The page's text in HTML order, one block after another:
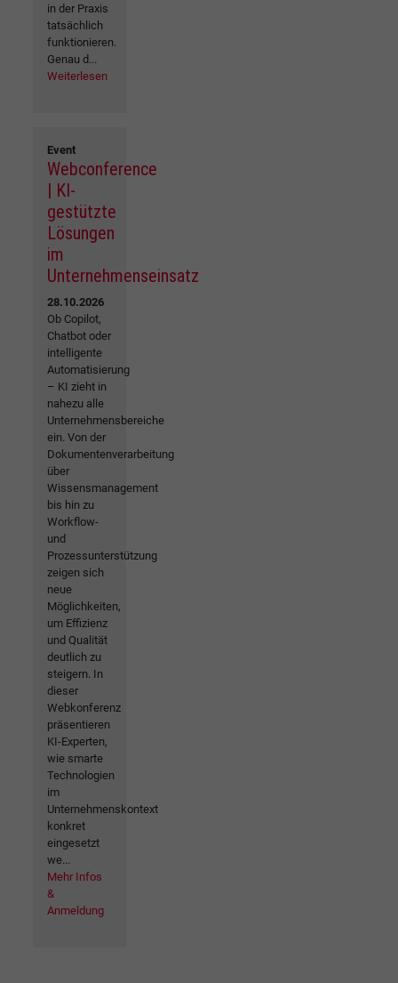
in der Praxis
tatsächlich
funktionieren.
Genau d...
Weiterlesen
Event
Webconference
| KI-
gestützte
Lösungen
im
Unternehmenseinsatz
28.10.2026
Ob Copilot,
Chatbot oder
intelligente
Automatisierung
– KI zieht in
nahezu alle
Unternehmensbereiche
ein. Von der
Dokumentenverarbeitung
über
Wissensmanagement
bis hin zu
Workflow-
und
Prozessunterstützung
zeigen sich
neue
Möglichkeiten,
um Effizienz
und Qualität
deutlich zu
steigern. In
dieser
Webkonferenz
präsentieren
KI-Experten,
wie smarte
Technologien
im
Unternehmenskontext
konkret
eingesetzt
we...
Mehr Infos
&
Anmeldung